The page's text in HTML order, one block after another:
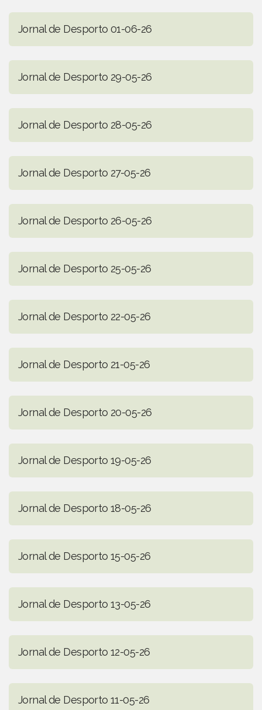
Jornal de Desporto 01-06-26
Jornal de Desporto 29-05-26
Jornal de Desporto 28-05-26
Jornal de Desporto 27-05-26
Jornal de Desporto 26-05-26
Jornal de Desporto 25-05-26
Jornal de Desporto 22-05-26
Jornal de Desporto 21-05-26
Jornal de Desporto 20-05-26
Jornal de Desporto 19-05-26
Jornal de Desporto 18-05-26
Jornal de Desporto 15-05-26
Jornal de Desporto 13-05-26
Jornal de Desporto 12-05-26
Jornal de Desporto 11-05-26